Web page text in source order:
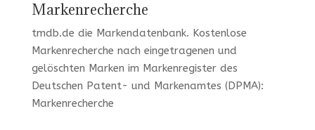
Markenrecherche
tmdb.de die Markendatenbank. Kostenlose
Markenrecherche nach eingetragenen und
gelöschten Marken im Markenregister des
Deutschen Patent- und Markenamtes (DPMA):
Markenrecherche